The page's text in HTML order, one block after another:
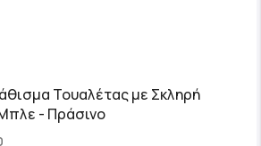
Τουαλέτας με Σκληρή
- Πράσινο